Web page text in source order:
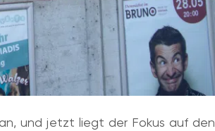
und jetzt liegt der Fokus auf den